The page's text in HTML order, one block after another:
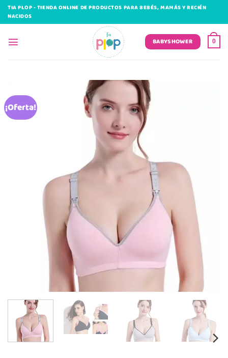
Saltar
TIA PLOP - TIENDA ONLINE DE PRODUCTOS PARA BEBÉS, MAMÁS Y RECIÉN
NACIDOS
BABYSHOWER 0
¡Oferta!